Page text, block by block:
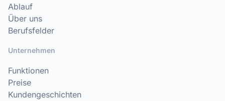
Ablauf
Über uns
Berufsfelder
Unternehmen
Funktionen
Preise
Kundengeschichten